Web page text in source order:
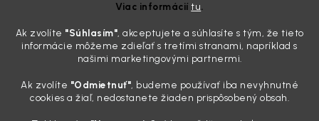
Viac informáciítu.
Ak zvolíte "Súhlasím", akceptujete a súhlasíte s tým, že tieto
informácie môžeme zdieľať s tretími stranami, napríklad s
našimi marketingovými partnermi.
Ak zvolíte "Odmietnuť", budeme používať iba nevyhnutné
cookies a žiaľ, nedostanete žiaden prispôsobený obsah.
Poznáte ten moment. Vonku svieti slnko, vy sedíte v čerstvo
„upratanom“ aute, no pri pohľade na palubnú dosku vás ide poraziť. V
mriežkach ventilácie, okolo tlačidiel a v švíkoch sedačiek na vás stále
drzo pozerá prach. Handra ani vysávač tam jednodu...
Detailing nemusí stáť výplatu: 5 kúskov autokozmetiky,